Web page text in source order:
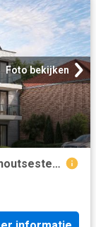
Foto bekijken
à vendre Appartement Zedelgem Torhoutsesteenweg